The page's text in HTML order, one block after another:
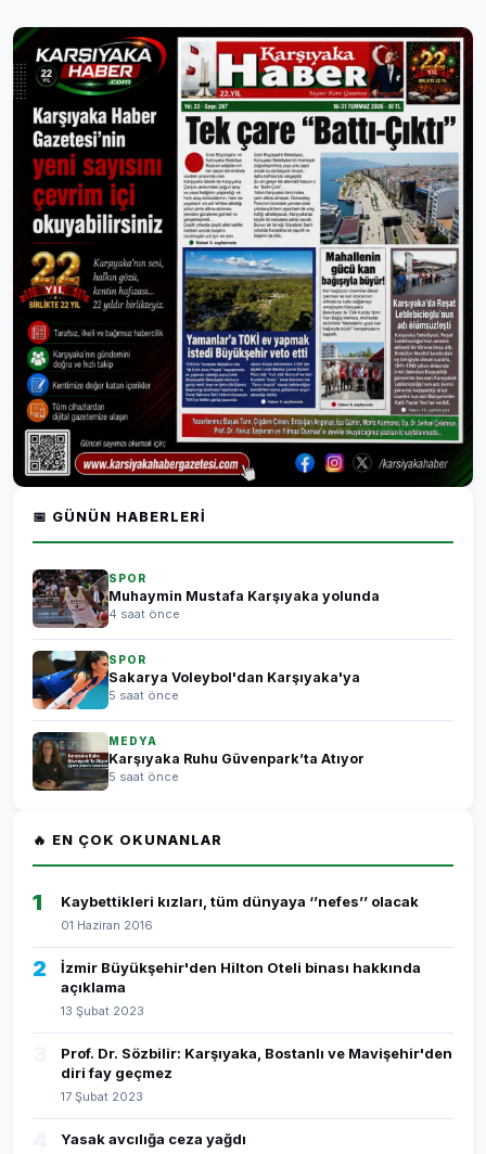
📅 GÜNÜN HABERLERI
SPOR
Muhaymin Mustafa Karşıyaka yolunda
4 saat önce
SPOR
Sakarya Voleybol'dan Karşıyaka'ya
5 saat önce
MEDYA
Karşıyaka Ruhu Güvenpark’ta Atıyor
5 saat önce
🔥 EN ÇOK OKUNANLAR
1 Kaybettikleri kızları, tüm dünyaya ‘’nefes’’ olacak
01 Haziran 2016
2
İzmir Büyükşehir'den Hilton Oteli binası hakkında
açıklama
13 Şubat 2023
Prof. Dr. Sözbilir: Karşıyaka, Bostanlı ve Mavişehir'den
diri fay geçmez
17 Şubat 2023
Yasak avcılığa ceza yağdı